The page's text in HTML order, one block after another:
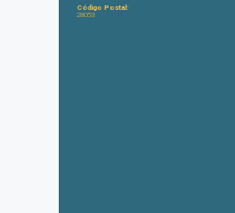
Código Postal:
28053